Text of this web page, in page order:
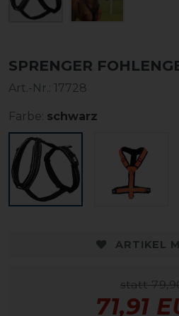
SPRENGER
Art.-Nr.: 17728
Farbe: schwarz
ARTIKEL
statt
71,91